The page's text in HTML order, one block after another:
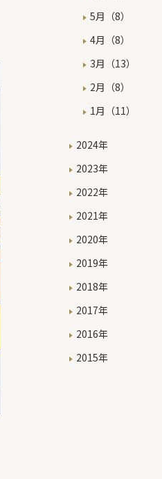
5月（8）
4月（8）
3月（13）
2月（8）
1月（11）
2024年
2023年
2022年
2021年
2020年
2019年
2018年
2017年
2016年
2015年